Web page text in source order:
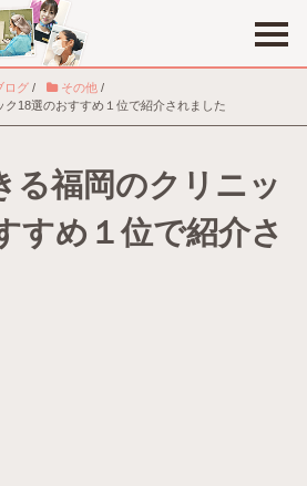
ログ / その他 /
18選のおすすめ１位で紹介されました
る福岡のクリニッ
すめ１位で紹介さ